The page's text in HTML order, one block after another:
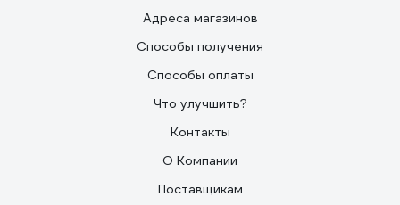
Адреса магазинов
Способы получения
Способы оплаты
Что улучшить?
Контакты
О Компании
Поставщикам